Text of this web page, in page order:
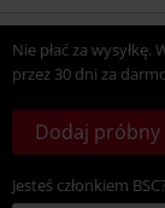
Nie płać za
przez 30 dni za
Dodaj próbny
Jesteś członkiem